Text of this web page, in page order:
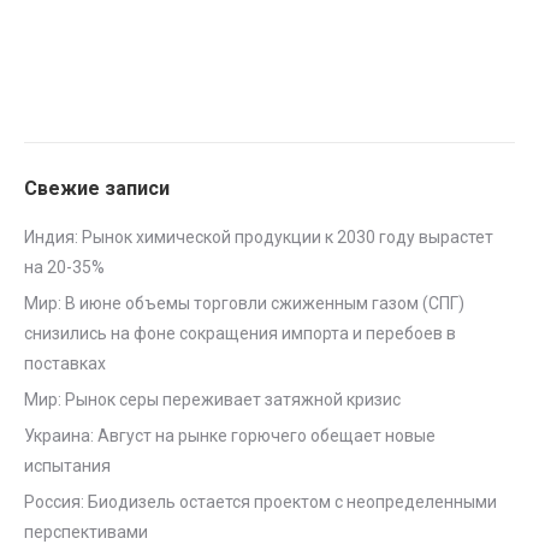
Свежие записи
Индия: Рынок химической продукции к 2030 году вырастет
на 20-35%
Мир: В июне объемы торговли сжиженным газом (СПГ)
снизились на фоне сокращения импорта и перебоев в
поставках
Мир: Рынок серы переживает затяжной кризис
Украина: Август на рынке горючего обещает новые
испытания
Россия: Биодизель остается проектом с неопределенными
перспективами